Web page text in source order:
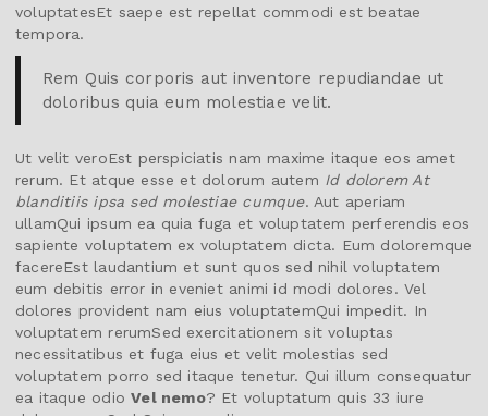
voluptatesEt saepe est repellat commodi est beatae
tempora.
Rem Quis corporis aut inventore repudiandae ut
doloribus quia eum molestiae velit.
Ut velit veroEst perspiciatis nam maxime itaque eos amet
rerum. Et atque esse et dolorum autem Id dolorem At
blanditiis ipsa sed molestiae cumque. Aut aperiam
ullamQui ipsum ea quia fuga et voluptatem perferendis eos
sapiente voluptatem ex voluptatem dicta. Eum doloremque
facereEst laudantium et sunt quos sed nihil voluptatem
eum debitis error in eveniet animi id modi dolores. Vel
dolores provident nam eius voluptatemQui impedit. In
voluptatem rerumSed exercitationem sit voluptas
necessitatibus et fuga eius et velit molestias sed
voluptatem porro sed itaque tenetur. Qui illum consequatur
ea itaque odioVel nemo? Et voluptatum quis 33 iure